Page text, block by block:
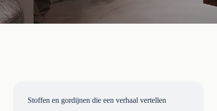
Stoffen en gordijnen die een verhaal vertellen